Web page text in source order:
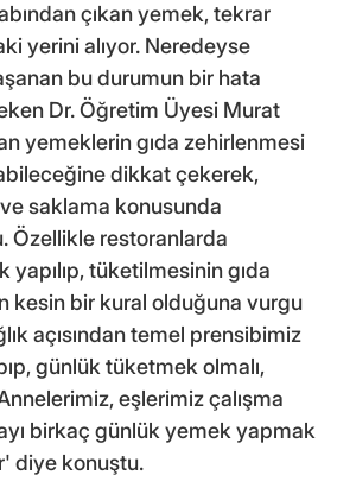
çıkan yemek, tekrar
yerini alıyor. Neredeyse
bu durumun bir hata
Dr. Öğretim Üyesi Murat
yemeklerin gıda zehirlenmesi
dikkat çekerek,
saklama konusunda
Özellikle restoranlarda
tüketilmesinin gıda
kesin bir kural olduğuna vurgu
açısından temel prensibimiz
günlük tüketmek olmalı,
eşlerimiz çalışma
birkaç günlük yemek yapmak
diye konuştu.